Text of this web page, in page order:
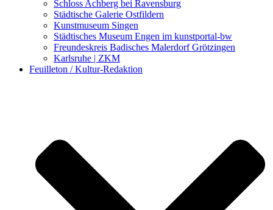
Schloss Achberg bei Ravensburg
Städtische Galerie Ostfildern
Kunstmuseum Singen
Städtisches Museum Engen im kunstportal-bw
Freundeskreis Badisches Malerdorf Grötzingen
Karlsruhe | ZKM
Feuilleton / Kultur-Redaktion